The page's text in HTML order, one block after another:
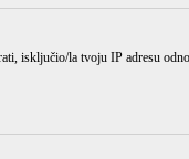
isključio/la tvoju IP adresu